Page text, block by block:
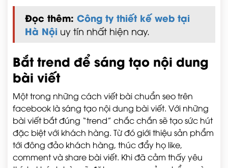
Đọc thêm: Công ty thiết kế web tại
Hà Nội uy tín nhất hiện nay.
Bắt trend để sáng tạo nội dung
bài viết
Một trong những cách viết bài chuẩn seo trên
facebook là sáng tạo nội dung bài viết. Với những
bài viết bắt đúng “trend” chắc chắn sẽ tạo sức hút
đặc biệt với khách hàng. Từ đó giới thiệu sản phẩm
tới đông đảo khách hàng, thúc đẩy họ like,
comment và share bài viết. Khi đã cảm thấy yêu